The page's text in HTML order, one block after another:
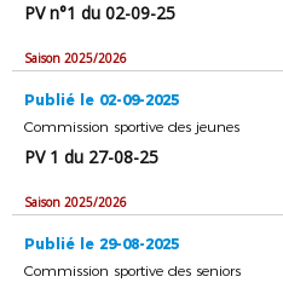
PV n°1 du 02-09-25
Saison 2025/2026
Publié le 02-09-2025
Commission sportive des jeunes
PV 1 du 27-08-25
Saison 2025/2026
Publié le 29-08-2025
Commission sportive des seniors